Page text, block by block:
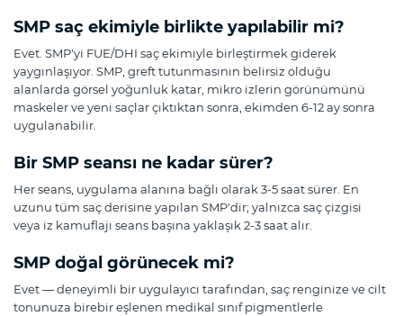
SMP saç ekimiyle birlikte yapılabilir mi?
Evet. SMP'yi FUE/DHI saç ekimiyle birleştirmek giderek
yaygınlaşıyor. SMP, greft tutunmasının belirsiz olduğu
alanlarda görsel yoğunluk katar, mikro izlerin görünümünü
maskeler ve yeni saçlar çıktıktan sonra, ekimden 6-12 ay sonra
uygulanabilir.
Bir SMP seansı ne kadar sürer?
Her seans, uygulama alanına bağlı olarak 3-5 saat sürer. En
uzunu tüm saç derisine yapılan SMP'dir; yalnızca saç çizgisi
veya iz kamuflajı seans başına yaklaşık 2-3 saat alır.
SMP doğal görünecek mi?
Evet — deneyimli bir uygulayıcı tarafından, saç renginize ve cilt
tonunuza birebir eşlenen medikal sınıf pigmentlerle